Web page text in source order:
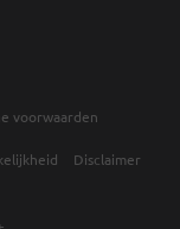
voorwaarden
Disclaimer